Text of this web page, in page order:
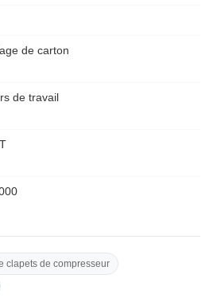
de carton
de travail
clapets de compresseur